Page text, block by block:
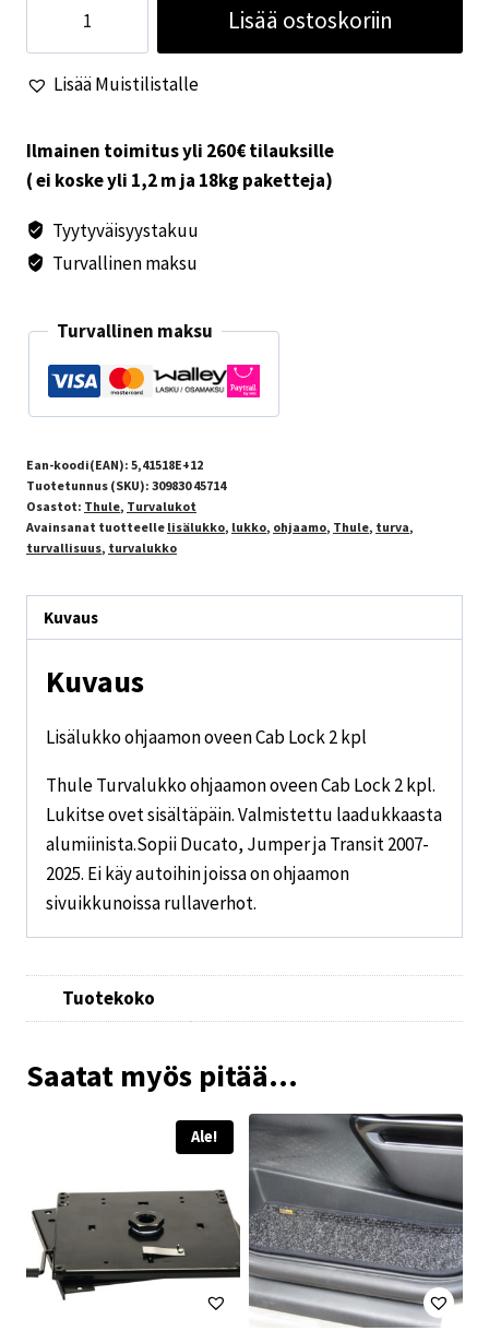
ohjaamon
oveen
Cab
2
kpl
Lisää ostoskoriin
Lisää Muistilistalle
Ilmainen toimitus yli 260€ tilauksille
( ei koske yli 1,2 m ja 18kg paketteja)
Tyytyväisyystakuu
Turvallinen maksu
Turvallinen maksu
Ean-koodi(EAN): 5,41518E+12
Tuotetunnus (SKU): 309830 45714
Osastot: Thule, Turvalukot
Avainsanat tuotteelle lisälukko, lukko, ohjaamo, Thule, turva,
turvallisuus, turvalukko
Kuvaus
Kuvaus
Lisälukko ohjaamon oveen Cab Lock 2 kpl
Thule Turvalukko ohjaamon oveen Cab Lock 2 kpl.
Lukitse ovet sisältäpäin. Valmistettu laadukkaasta
alumiinista.Sopii Ducato, Jumper ja Transit 2007-
2025. Ei käy autoihin joissa on ohjaamon
sivuikkunoissa rullaverhot.
Tuotekoko
Saatat myös pitää...
Ale!